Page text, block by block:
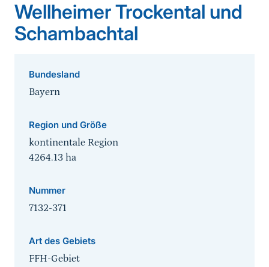
Wellheimer Trockental und
Schambachtal
Bundesland
Bayern
Region und Größe
kontinentale Region
4264.13 ha
Nummer
7132-371
Art des Gebiets
FFH-Gebiet